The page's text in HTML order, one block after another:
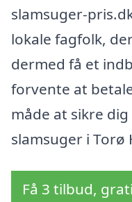
slamsuger-
lokale fagfolk,
dermed få et
forvente at
måde at sikre
slamsuger i Torø
Få 3 tilbud,